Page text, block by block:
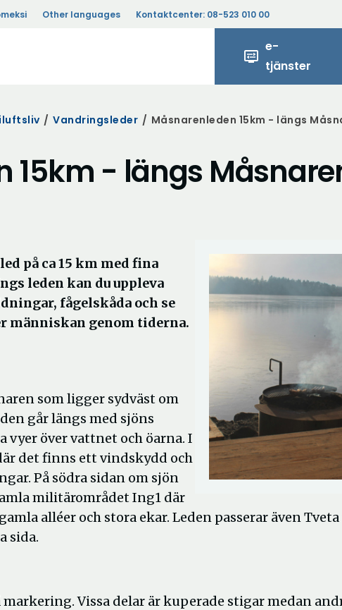
Other languages Kontaktcenter: 08-523 010 00
display_settings
e-
tjänster
/ Vandringsleder / Måsnarenleden 15km - längs
15km - längs
på ca 15 km med fina
leden kan du uppleva
fågelskåda och se
genom tiderna.
som ligger sydväst om
går längs med sjöns
vyer över vattnet och öarna. I
det finns ett vindskydd och
På södra sidan om sjön
militärområdet Ing1 där
alléer och stora ekar. Leden passerar även
sida.
Vissa delar är kuperade stigar medan